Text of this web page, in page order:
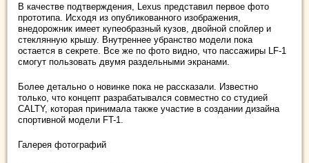
В качестве подтверждения, Lexus представил первое фото
прототипа. Исходя из опубликованного изображения,
внедорожник имеет купеобразный кузов, двойной спойлер и
стеклянную крышу. Внутреннее убранство модели пока
остается в секрете. Все же по фото видно, что пассажиры LF-1
смогут пользовать двумя раздельными экранами.
Более детально о новинке пока не рассказали. Известно
только, что концепт разрабатывался совместно со студией
CALTY, которая принимала также участие в создании дизайна
спортивной модели FT-1.
Галерея фотографий